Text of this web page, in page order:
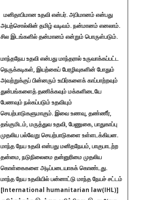
மனிதாபிமான உதவி என்பர். அபிமானம் என்பது
அயற்சொல்லின் தமிழ் வடிவம். நன்மானம் எனலாம்.
சில இடங்களில் தன்மானம் என்றும் பொருள்படும்.
மாந்தநேய உதவி என்பது மாந்தரால் உருவாக்கப்பட்ட
நெருக்கடிகள், இயற்கைப் பேரழிவுகளின் போதும்
அவற்றுக்குப் பின்னரும் உயிர்களைக் காப்பாற்றவும்
துன்பங்களைத் தணிக்கவும் மக்களிடையே
பேணவும் நல்கப்படும் உதவியும்
செயற்பாடுகளுமாகும். இவை உணவு, தண்ணீர்,
தங்குமிடம், மருத்துவ உதவி, பேணுகை, பாதுகாப்பு
முதலிய பல்வேறு செயற்பாடுகளை உள்ளடக்கியன.
மாந்த நேய உதவி என்பது மனிதநேயம், பாகுபாடற்ற
தன்மை, நடுநிலைமை தன்னுரிமை முதலிய
கொள்கைகளை அடிப்படையாகக் கொண்டது.
மாந்த நேய உதவியில் பன்னாட்டு மாந்த நேயச் சட்டம்
[International humanitarian law(IHL)]